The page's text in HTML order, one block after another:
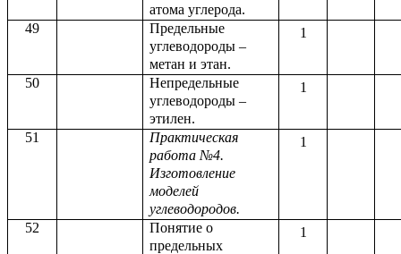
атома углерода.
49
Предельные
углеводороды –
метан и этан.
1
50
Непредельные
углеводороды –
этилен.
1
51
Практическая
работа №4.
Изготовление
моделей
углеводородов.
1
52
Понятие о
предельных
1